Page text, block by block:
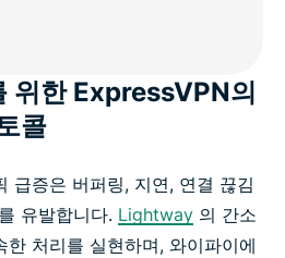
위한 ExpressVPN의
콜
급증은 버퍼링, 지연, 연결 끊김
유발합니다. Lightway 의 간소
처리를 실현하며, 와이파이에